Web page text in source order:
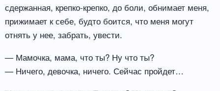
сдержанная, крепко-крепко, до боли, обнимает меня,
прижимает к себе, будто боится, что меня могут
отнять у нее, забрать, увести.
— Мамочка, мама, что ты? Ну что ты?
— Ничего, девочка, ничего. Сейчас пройдет…